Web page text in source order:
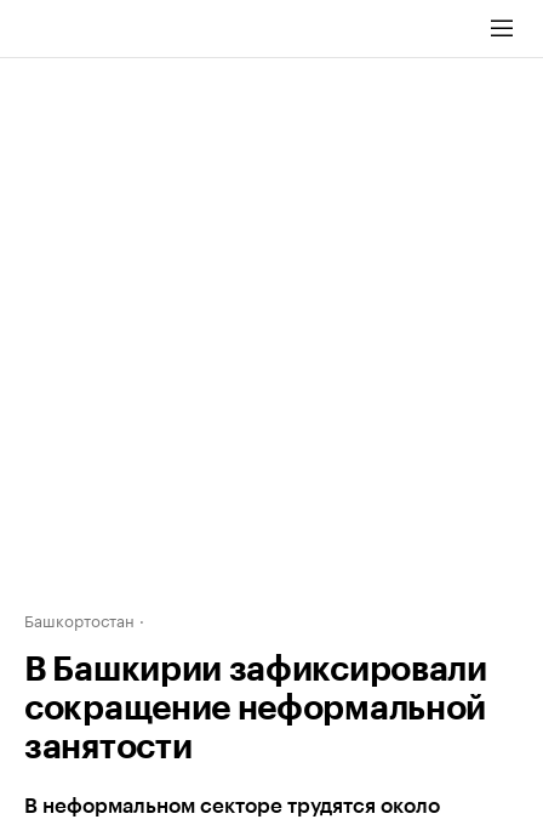
Башкортостан
В Башкирии зафиксировали
сокращение неформальной
занятости
В неформальном секторе трудятся около